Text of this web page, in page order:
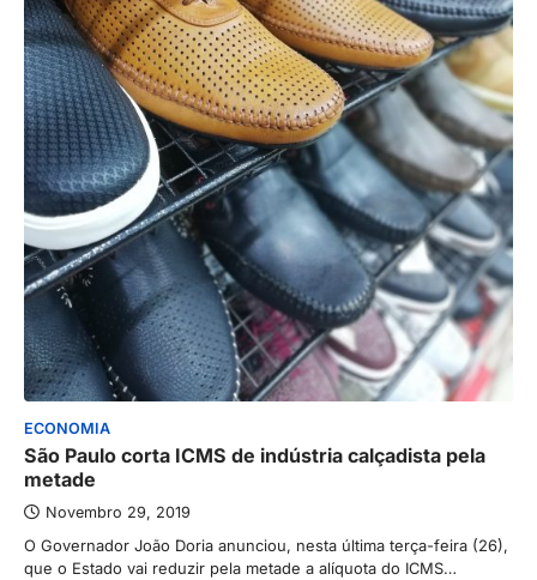
ECONOMIA
São Paulo corta ICMS de indústria calçadista pela
metade
Novembro 29, 2019
O Governador João Doria anunciou, nesta última terça-feira (26),
que o Estado vai reduzir pela metade a alíquota do ICMS…